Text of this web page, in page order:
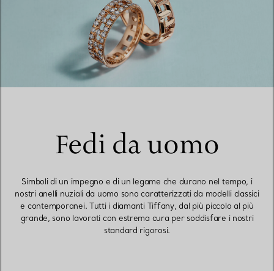
Fedi da uomo
Simboli di un impegno e di un legame che durano nel tempo, i
nostri anelli nuziali da uomo sono caratterizzati da modelli classici
e contemporanei. Tutti i diamanti Tiffany, dal più piccolo al più
grande, sono lavorati con estrema cura per soddisfare i nostri
standard rigorosi.